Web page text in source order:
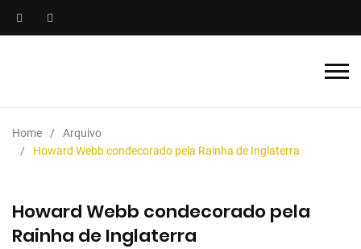
Home
Arquivo
Howard Webb condecorado pela Rainha de Inglaterra
Howard Webb condecorado pela
Rainha de Inglaterra